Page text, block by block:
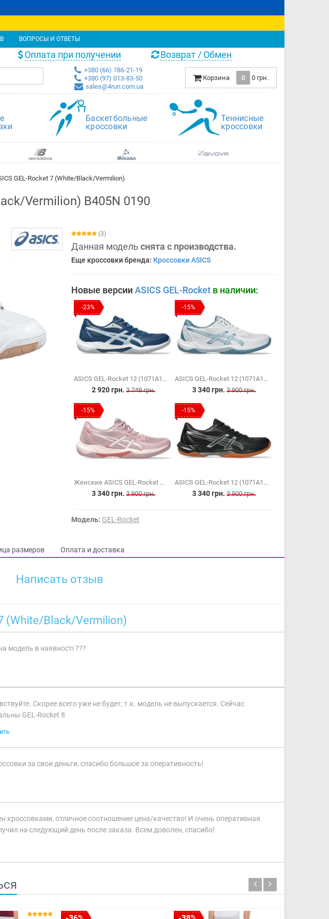
ВОПРОСЫ И ОТВЕТЫ
Оплата при получении Возврат / Обмен
+380 (66) 786-21-19
+380 (97) 013-83-50
sales@4run.com.ua
Корзина 0 0 грн.
Баскетбольные
кроссовки
Теннисные
кроссовки
GEL-Rocket 7 (White/Black/Vermilion)
Vermilion) B405N 0190
(3)
Данная модель снята с производства.
Еще кроссовки бренда: Кроссовки ASICS
Новые версииASICS GEL-Rocket в наличии:
-23%
ASICS GEL-Rocket 12 (1071A116-400)
2 920 грн. 3 749 грн.
-15%
ASICS GEL-Rocket 12 (1071A116-103)
3 340 грн. 3 900 грн.
-15%
Женские ASICS GEL-Rocket 12 (1072A119-700)
3 340 грн. 3 900 грн.
-15%
ASICS GEL-Rocket 12 (1071A116-001)
3 340 грн. 3 900 грн.
Модель: GEL-Rocket
размеров Оплата и доставка
Написать отзыв
(White/Black/Vermilion)
модель в наявності ???
Скорее всего уже не будет, т.к. модель не выпускается. Сейчас
GEL-Rocket 8
за свои деньги, спасибо большое за оперативность!
кроссовками, отличное соотношение цена/качество! И очень оперативная
на следующий день после заказа. Всем доволен, спасибо!